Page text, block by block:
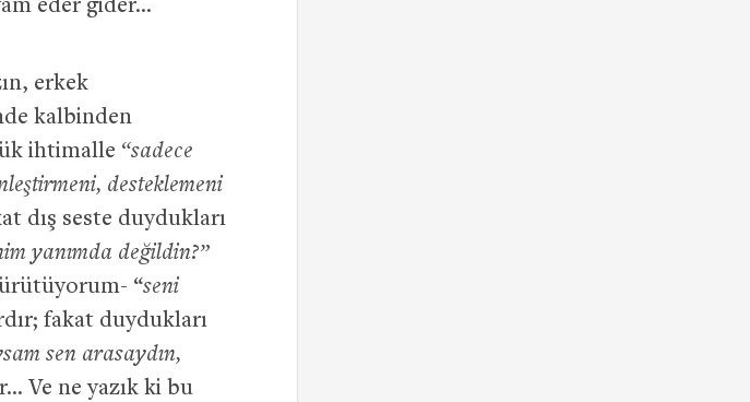
eder gider…
erkek
kalbinden
ihtimalle “sadece
desteklemeni
dış seste duydukları
yanımda değildin?”
“seni
fakat duydukları
sen arasaydın,
Ve ne yazık ki bu